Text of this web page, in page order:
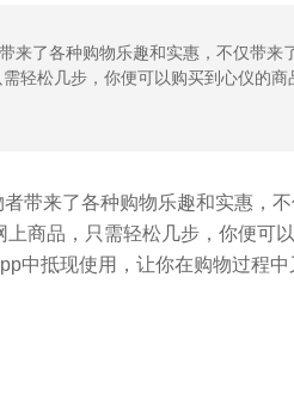
来了各种购物乐趣和实惠，不仅带来
轻松几步，你便可以购买到心仪的
带来了各种购物乐趣和实惠，
商品，只需轻松几步，你便可
中抵现使用，让你在购物过程